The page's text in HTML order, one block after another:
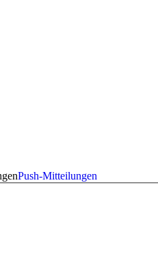
Push-Mitteilungen